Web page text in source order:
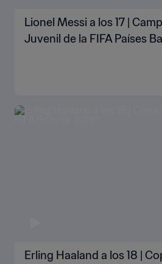
Lionel Messi a los 17 |
Juvenil de la FIFA Países
Erling Haaland a los 18 |